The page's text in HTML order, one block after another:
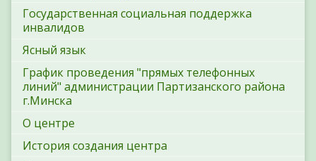
Государственная социальная поддержка
инвалидов
Ясный язык
График проведения "прямых телефонных
линий" администрации Партизанского района
г.Минска
О центре
История создания центра